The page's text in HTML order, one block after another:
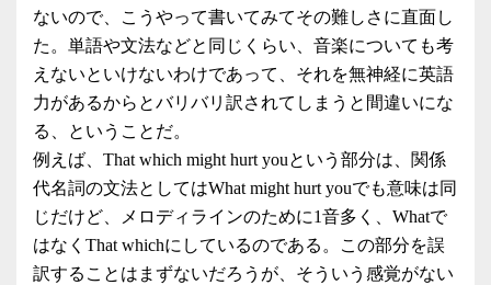
ないので、こうやって書いてみてその難しさに直面し
た。単語や文法などと同じくらい、音楽についても考
えないといけないわけであって、それを無神経に英語
力があるからとバリバリ訳されてしまうと間違いにな
る、ということだ。
例えば、That which might hurt youという部分は、関係
代名詞の文法としてはWhat might hurt youでも意味は同
じだけど、メロディラインのために1音多く、Whatで
はなくThat whichにしているのである。この部分を誤
訳することはまずないだろうが、そういう感覚がない